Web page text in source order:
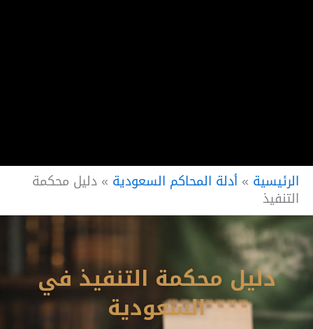
الرئيسية »أدلة المحاكم السعودية »دليل محكمة
التنفيذ
دليل محكمة التنفيذ في
السعودية